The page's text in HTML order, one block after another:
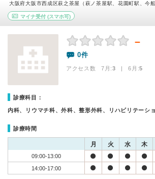
大阪府大阪市西成区萩之茶屋（萩ノ茶屋駅、花園町駅、今船
マイナ受付 (スマホ可)
－
0件
アクセス数 7月:3 | 6月:5
診療科目：
内科、リウマチ科、外科、整形外科、リハビリテーシ
診療時間
月 火 水 木
09:00-13:00
14:00-17:00